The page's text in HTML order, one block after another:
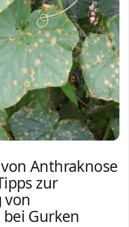
Anthraknose
zur
von
Gurken